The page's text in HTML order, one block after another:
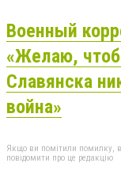
Военный
«Желаю,
Славянска
война»
Якщо ви помітили помилку,
повідомити про це редакцію